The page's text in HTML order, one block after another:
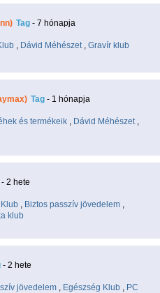
Tag - 7 hónapja
, Dávid Méhészet, Gravír klub
Tag - 1 hónapja
és termékeik , Dávid Méhészet,
- 2 hete
, Biztos passzív jövedelem ,
klub
- 2 hete
jövedelem , Egészség Klub , PC